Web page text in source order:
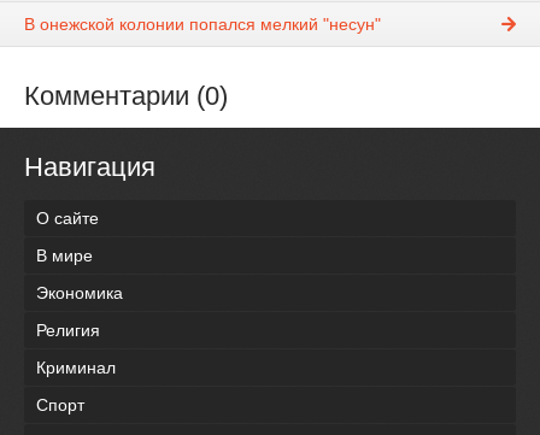
В онежской колонии попался мелкий "несун"
Комментарии (0)
Навигация
О сайте
В мире
Экономика
Религия
Криминал
Спорт